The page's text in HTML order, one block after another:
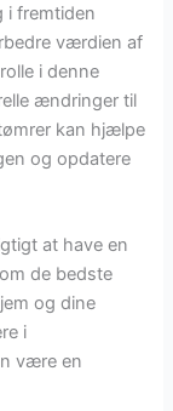
i fremtiden
værdien af
i denne
ændringer til
kan hjælpe
og opdatere
at have en
de bedste
og dine
i
være en